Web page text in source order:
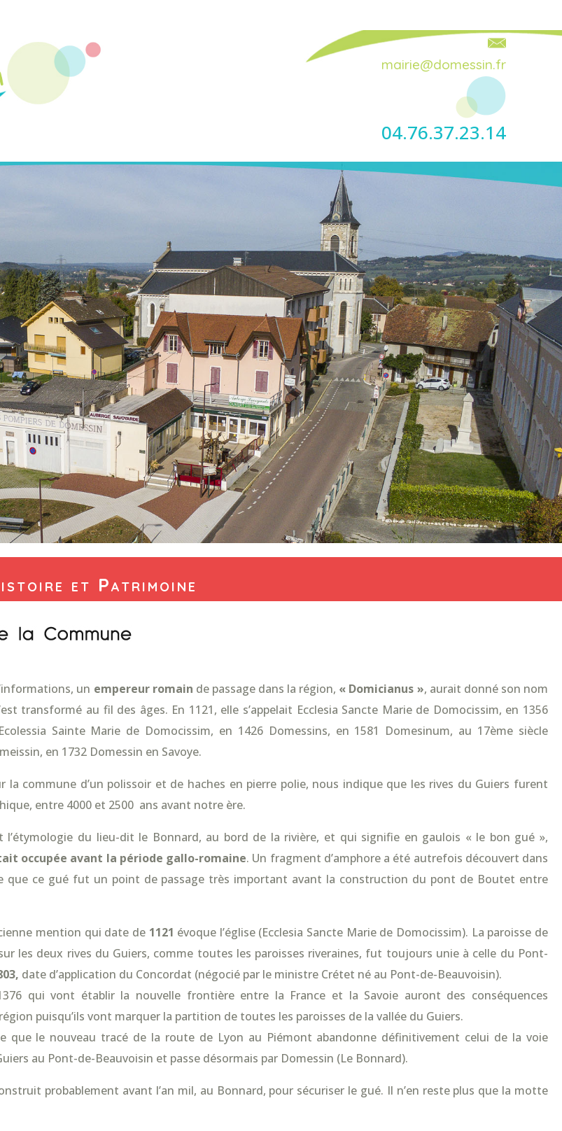
mairie@domessin.fr
04.76.37.23.14
et Patrimoine
un empereur romain de passage dans la région, « Domicianus », aurait donné son nom
transformé au fil des âges. En 1121, elle s’appelait Ecclesia Sancte Marie de Domocissim, en 1356
Sainte Marie de Domocissim, en 1426 Domessins, en 1581 Domesinum, au 17ème siècle
en 1732 Domessin en Savoye.
la commune d’un polissoir et de haches en pierre polie, nous indique que les rives du Guiers furent
entre 4000 et 2500 ans avant notre ère.
du lieu-dit le Bonnard, au bord de la rivière, et qui signifie en gaulois « le bon gué »,
occupée avant la période gallo-romaine. Un fragment d’amphore a été autrefois découvert dans
que ce gué fut un point de passage très important avant la construction du pont de Boutet entre
mention qui date de 1121 évoque l’église (Ecclesia Sancte Marie de Domocissim). La paroisse de
les deux rives du Guiers, comme toutes les paroisses riveraines, fut toujours unie à celle du Pont-
date d’application du Concordat (négocié par le ministre Crétet né au Pont-de-Beauvoisin).
qui vont établir la nouvelle frontière entre la France et la Savoie auront des conséquences
puisqu’ils vont marquer la partition de toutes les paroisses de la vallée du Guiers.
que le nouveau tracé de la route de Lyon au Piémont abandonne définitivement celui de la voie
au Pont-de-Beauvoisin et passe désormais par Domessin (Le Bonnard).
probablement avant l’an mil, au Bonnard, pour sécuriser le gué. Il n’en reste plus que la motte